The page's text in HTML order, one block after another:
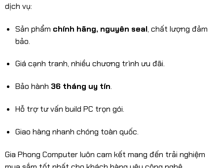
dịch vụ:
Sản phẩm chính hãng, nguyên seal, chất lượng đảm
bảo.
Giá cạnh tranh, nhiều chương trình ưu đãi.
Bảo hành 36 tháng uy tín.
Hỗ trợ tư vấn build PC trọn gói.
Giao hàng nhanh chóng toàn quốc.
Gia Phong Computer luôn cam kết mang đến trải nghiệm